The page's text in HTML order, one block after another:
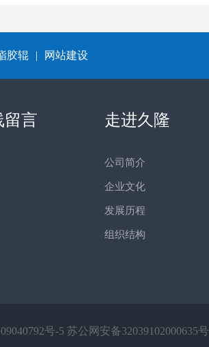
胶辊 | 网站建设
留言 走进久隆
公司简介
企业文化
发展历程
组织结构
号-5 苏公网安备32039102000635号